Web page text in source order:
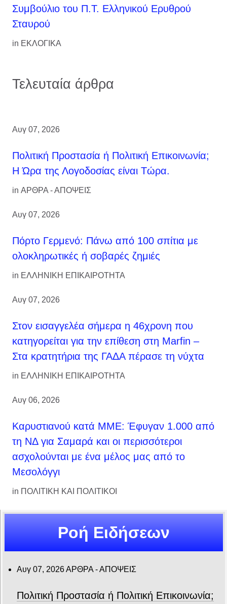
Συμβούλιο του Π.Τ. Ελληνικού Ερυθρού
Σταυρού
in ΕΚΛΟΓΙΚΑ
Τελευταία άρθρα
Αυγ 07, 2026
Πολιτική Προστασία ή Πολιτική Επικοινωνία;
Η Ώρα της Λογοδοσίας είναι Τώρα.
in ΑΡΘΡΑ - ΑΠΟΨΕΙΣ
Αυγ 07, 2026
Πόρτο Γερμενό: Πάνω από 100 σπίτια με
ολοκληρωτικές ή σοβαρές ζημιές
in ΕΛΛΗΝΙΚΗ ΕΠΙΚΑΙΡΟΤΗΤΑ
Αυγ 07, 2026
Στον εισαγγελέα σήμερα η 46χρονη που
κατηγορείται για την επίθεση στη Marfin –
Στα κρατητήρια της ΓΑΔΑ πέρασε τη νύχτα
in ΕΛΛΗΝΙΚΗ ΕΠΙΚΑΙΡΟΤΗΤΑ
Αυγ 06, 2026
Καρυστιανού κατά ΜΜΕ: Έφυγαν 1.000 από
τη ΝΔ για Σαμαρά και οι περισσότεροι
ασχολούνται με ένα μέλος μας από το
Μεσολόγγι
in ΠΟΛΙΤΙΚΗ ΚΑΙ ΠΟΛΙΤΙΚΟΙ
Ροή Ειδήσεων
Αυγ 07, 2026ΑΡΘΡΑ - ΑΠΟΨΕΙΣ
Πολιτική Προστασία ή Πολιτική Επικοινωνία;